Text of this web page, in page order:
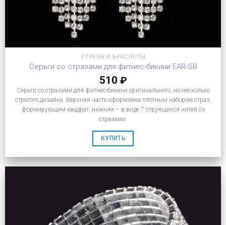
СТРАЗЫ И БРАСЛЕТЫ
Серьги со стразами для фитнес-бикини EAR-SB
510 ₽
Серьги со стразами для фитнес-бикини оригинального, но несколько
строгого дизайна. Верхняя часть оформлена плотным набором страз,
формирующим квадрат, нижняя – в виде 7 струящихся нитей со
стразами.
КУПИТЬ